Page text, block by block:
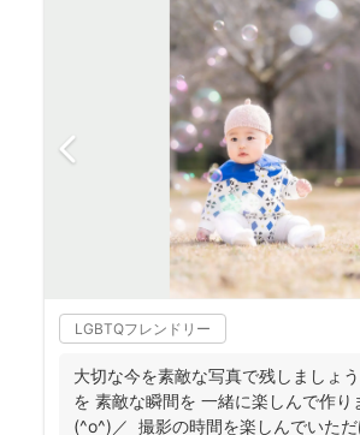
LGBTQフレンドリー
大切な今を素敵な写真で残しましょ
を 素敵な瞬間を 一緒に楽しんで作り
(^o^)／ 撮影の時間を楽しんでいた